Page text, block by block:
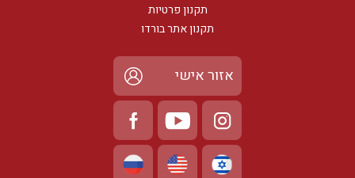
תקנון פרטיות
תקנון אתר בורדו
אזור אישי